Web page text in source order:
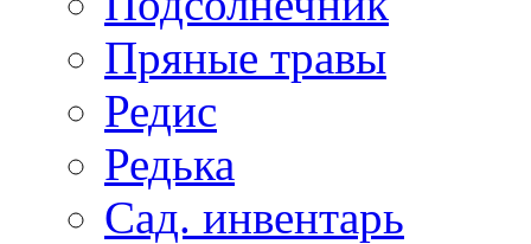
Пряные травы
Редис
Редька
Сад. инвентарь